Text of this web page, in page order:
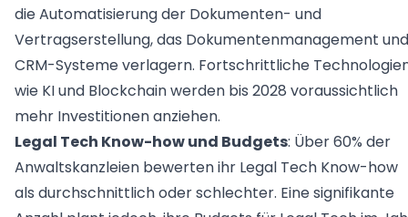
die Automatisierung der Dokumenten- und
Vertragserstellung, das Dokumentenmanagement und
CRM-Systeme verlagern. Fortschrittliche
wie KI und Blockchain werden bis 2028 voraussichtlich
mehr Investitionen anziehen.
Legal Tech Know-how und Budgets: Über 60% der
Anwaltskanzleien bewerten ihr Legal Tech Know-how
als durchschnittlich oder schlechter. Eine signifikante